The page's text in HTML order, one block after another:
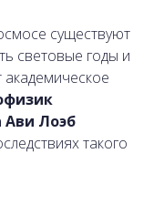
существуют
световые годы и
академическое
Ави Лоэб
такого